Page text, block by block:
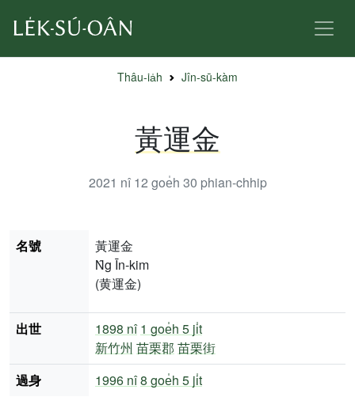
Thâu-ia̍h Jîn-sū-kàm
黃運金
2021 nî 12 goe̍h 30 phian-chhip
名號
黃運金
N̂g Īn-kim
(黄運金)
出世 1898 nî 1 goe̍h 5 ji̍t
新竹州 苗栗郡 苗栗街
過身
1996 nî8 goe̍h 5 ji̍t